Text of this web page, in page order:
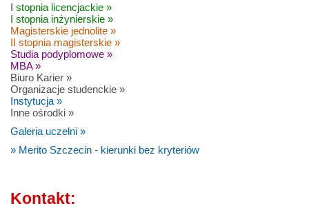
I stopnia licencjackie »
I stopnia inżynierskie »
Magisterskie jednolite »
II stopnia magisterskie »
Studia podyplomowe »
MBA »
Biuro Karier »
Organizacje studenckie »
Instytucja »
Inne ośrodki »
Galeria uczelni »
» Merito Szczecin - kierunki bez kryteriów
Kontakt: